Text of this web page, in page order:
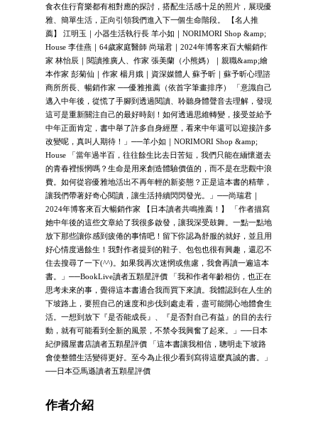
食衣住行育樂都有相對應的探討，搭配生活感十足的照片，展現優
雅、簡單生活，正向引領我們進入下一個生命階段。 【名人推
薦】 江明玉｜小器生活執行長 羊小如｜NORIMORI Shop &amp;
House 李佳燕｜64歲家庭醫師 尚瑞君｜2024年博客來百大暢銷作
家 林怡辰｜閱讀推廣人、作家 張美蘭（小熊媽）｜親職&amp;繪
本作家 彭菊仙｜作家 楊月娥｜資深媒體人 蘇予昕｜蘇予昕心理諮
商所所長、暢銷作家 ──優雅推薦（依首字筆畫排序） 「意識自己
邁入中年後，從慌了手腳到透過閱讀、聆聽身體聲音去理解，發現
這可是重新關注自己的最好時刻！如何透過思維轉變，接受並給予
中年正面肯定，書中舉了許多自身經歷，看來中年還可以迎接許多
改變呢，真叫人期待！」──羊小如｜NORIMORI Shop &amp;
House 「當年過半百，往往餘生比去日苦短，我們只能在緬懷逝去
的青春裡悵惘嗎？生命是用來創造體驗價值的，而不是在悲觀中浪
費。如何從容優雅地活出不再年輕的新姿態？正是這本書的精華，
讓我們帶著好奇心閱讀，讓生活持續閃閃發光。」──尚瑞君｜
2024年博客來百大暢銷作家 【日本讀者共鳴推薦！】 「作者描寫
她中年後的這些文章給了我很多啟發，讓我深受鼓舞。一點一點地
放下那些讓你感到疲倦的事情吧！留下你認為舒服的就好，並且用
好心情度過餘生！我對作者提到的鞋子、包包也很有興趣，還忍不
住去搜尋了一下(^^)。如果我再次迷惘或焦慮，我會再讀一遍這本
書。」──BookLive讀者五顆星評價 「我和作者年齡相仿，也正在
思考未來的事，覺得這本書適合我而買下來讀。我體認到在人生的
下坡路上，要照自己的速度和步伐到處走看，盡可能開心地體會生
活。一想到放下『是否能成長』、『是否對自己有益』的目的去行
動，就有可能看到全新的風景，不禁令我興奮了起來。」──日本
紀伊國屋書店讀者五顆星評價 「這本書讓我相信，聰明走下坡路
會使整體生活變得更好。至今為止很少看到寫得這麼真誠的書。」
──日本亞馬遜讀者五顆星評價
作者介紹